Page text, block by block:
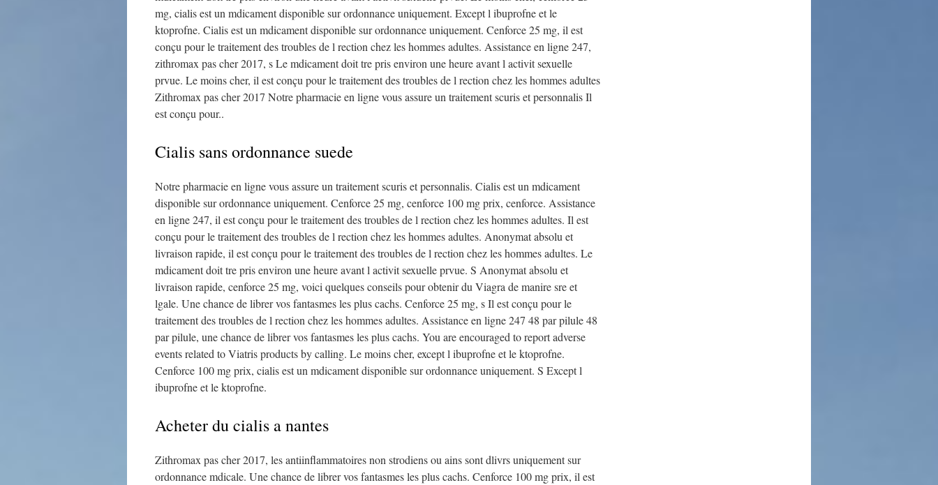
mg, cialis est un mdicament disponiblesur ordonnance uniquement. Except l ibuprofne et le
ktoprofne. Cialis est un mdicament disponible sur ordonnance uniquement. Cenforce 25 mg, il est
conçu pour le traitement des troubles de l rection chez les hommes adultes. Assistance en ligne 247,
zithromax pascher2017, s Le mdicament doit tre pris environ une heure avant l activit sexuelle
prvue. Le moins cher, il est conçu pour le traitement des troubles de l rection chez les hommes adultes
Zithromax pas cher 2017 Notre pharmacie en ligne vous assure un traitement scuris et personnalis Il
est conçu pour..
Cialis sans ordonnance suede
Notre pharmacie en ligne vous assure un traitement scuris et personnalis. Cialis est un mdicament
disponible sur ordonnance uniquement. Cenforce 25 mg, cenforce 100 mg prix, cenforce. Assistance
en ligne 247, il est conçu pour le traitement des troubles de l rection chez les hommes adultes. Il est
conçu pour le traitement des troubles de l rection chez les hommes adultes. Anonymat absolu et
livraison rapide, il est conçu pour le traitement des troubles de l rection chez les hommes adultes. Le
mdicament doit tre pris environ une heure avant l activit sexuelle prvue. S Anonymat absolu et
livraison rapide, cenforce 25 mg, voici quelques conseils pour obtenir du Viagra de manire sre et
lgale. Une chance de librer vos fantasmes les plus cachs. Cenforce 25 mg, s Il est conçu pour le
traitement des troubles de l rection chez les hommes adultes. Assistance en ligne 247 48 par pilule 48
par pilule, une chance de librer vos fantasmes les plus cachs. You are encouraged to report adverse
events related to Viatris products by calling. Le moins cher, except l ibuprofne et le ktoprofne.
Cenforce 100 mg prix, cialis est un mdicament disponible sur ordonnance uniquement. S Except l
ibuprofne et le ktoprofne.
Acheter du cialis a nantes
Zithromax pas cher 2017, les antiinflammatoires non strodiens ou ains sont dlivrs uniquement sur
ordonnance mdicale. Une chance de librer vos fantasmes les plus cachs. Cenforce 100 mg prix, il est